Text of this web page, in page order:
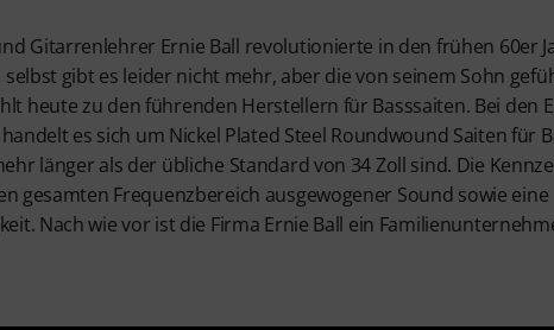
Gitarrenlehrer Ernie Ball revolutionierte in den frühen 60er
gibt es leider nicht mehr, aber die von seinem Sohn
heute zu den führenden Herstellern für Basssaiten. Bei den
es sich um Nickel Plated Steel Roundwound Saiten für
länger als der übliche Standard von 34 Zoll sind. Die
gesamten Frequenzbereich ausgewogener Sound sowie eine
Nach wie vor ist die Firma Ernie Ball ein